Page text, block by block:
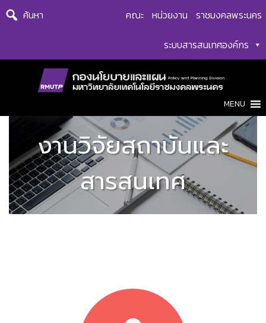
Skip
ค้นหา คณะ หน่วยงาน ราชมงคลพระนคร
ระบบสารสนเทศองค์กร
MENU
งานวิจัยสถาบันและ
สารสนเทศ